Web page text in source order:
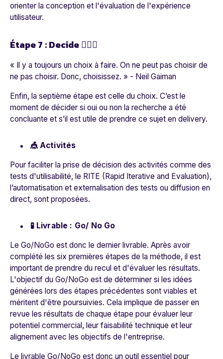
orienter la conception et l'évaluation de l'expérience
utilisateur.
Étape 7 : Decide 🧘🏾‍♀️
« Il y a toujours un choix à faire. On ne peut pas choisir de
ne pas choisir. Donc, choisissez. » - Neil Gaiman
Enfin, la septième étape est celle du choix. C’est le
moment de décider si oui ou non la recherche a été
concluante et s’il est utile de prendre ce sujet en delivery.
🎪 Activités
Pour faciliter la prise de décision des activités comme des
tests d'utilisabilité, le RITE (Rapid Iterative and Evaluation),
l’automatisation et externalisation des tests ou diffusion en
direct, sont proposées.
🧪 Livrable : Go/ No Go
Le Go/NoGo est donc le dernier livrable. Après avoir
complété les six premières étapes de la méthode, il est
important de prendre du recul et d'évaluer les résultats.
L'objectif du Go/NoGo est de déterminer si les idées
générées lors des étapes précédentes sont viables et
méritent d'être poursuivies. Cela implique de passer en
revue les résultats de chaque étape pour évaluer leur
potentiel commercial, leur faisabilité technique et leur
alignement avec les objectifs de l'entreprise.
Le livrable Go/NoGo est donc un outil essentiel pour